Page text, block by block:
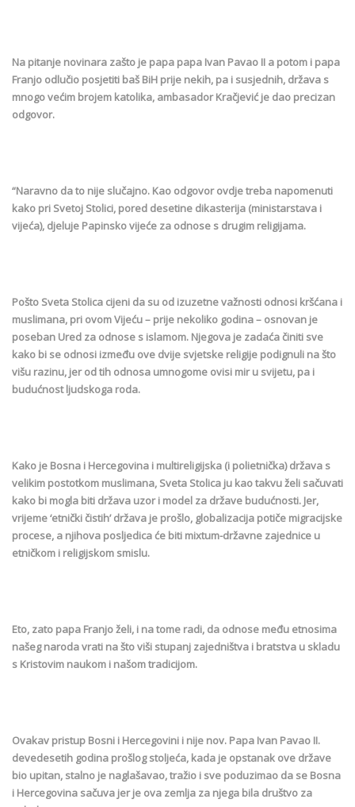
Na pitanje novinara zašto je papa papa Ivan Pavao II a potom i papa
Franjo odlučio posjetiti baš BiH prije nekih, pa i susjednih, država s
mnogo većim brojem katolika, ambasador Kračjević je dao precizan
odgovor.
“Naravno da to nije slučajno. Kao odgovor ovdje treba napomenuti
kako pri Svetoj Stolici, pored desetine dikasterija (ministarstava i
vijeća), djeluje Papinsko vijeće za odnose s drugim religijama.
Pošto Sveta Stolica cijeni da su od izuzetne važnosti odnosi kršćana i
muslimana, pri ovom Vijeću – prije nekoliko godina – osnovan je
poseban Ured za odnose s islamom. Njegova je zadaća činiti sve
kako bi se odnosi između ove dvije svjetske religije podignuli na što
višu razinu, jer od tih odnosa umnogome ovisi mir u svijetu, pa i
budućnost ljudskoga roda.
Kako je Bosna i Hercegovina i multireligijska (i polietnička) država s
velikim postotkom muslimana, Sveta Stolica ju kao takvu želi sačuvati
kako bi mogla biti država uzor i model za države budućnosti. Jer,
vrijeme ‘etnički čistih’ država je prošlo, globalizacija potiče migracijske
procese, a njihova posljedica će biti mixtum-državne zajednice u
etničkom i religijskom smislu.
Eto, zato papa Franjo želi, i na tome radi, da odnose među etnosima
našeg naroda vrati na što viši stupanj zajedništva i bratstva u skladu
s Kristovim naukom i našom tradicijom.
Ovakav pristup Bosni i Hercegovini i nije nov. Papa Ivan Pavao II.
devedesetih godina prošlog stoljeća, kada je opstanak ove države
bio upitan, stalno je naglašavao, tražio i sve poduzimao da se Bosna
i Hercegovina sačuva jer je ova zemlja za njega bila društvo za